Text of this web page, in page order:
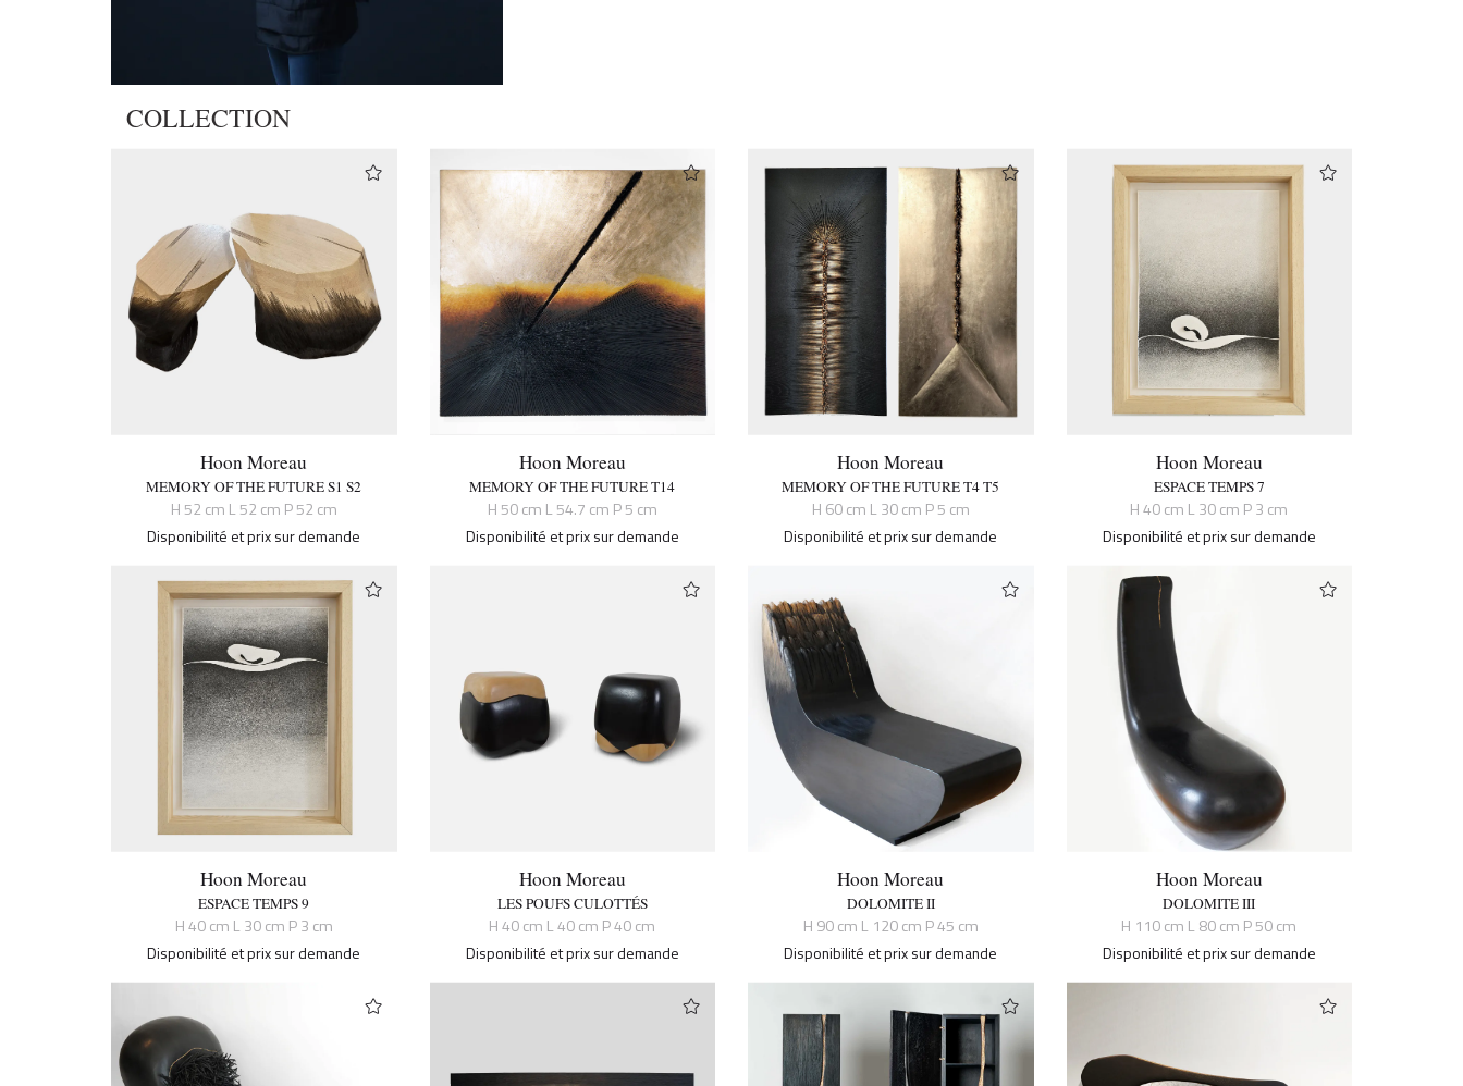
COLLECTION
Hoon Moreau
MEMORY OF THE FUTURE S1 S2
H 52 cm L 52 cm P 52 cm
Disponibilité et prix sur demande
Hoon Moreau
MEMORY OF THE FUTURE T14
H 50 cm L 54.7 cm P 5 cm
Disponibilité et prix sur demande
Hoon Moreau
MEMORY OF THE FUTURE T4 T5
H 60 cm L 30 cm P 5 cm
Disponibilité et prix sur demande
Hoon Moreau
ESPACE TEMPS 7
H 40 cm L 30 cm P 3 cm
Disponibilité et prix sur demande
Hoon Moreau
ESPACE TEMPS 9
H 40 cm L 30 cm P 3 cm
Disponibilité et prix sur demande
Hoon Moreau
LES POUFS CULOTTÉS
H 40 cm L 40 cm P 40 cm
Disponibilité et prix sur demande
Hoon Moreau
DOLOMITE II
H 90 cm L 120 cm P 45 cm
Disponibilité et prix sur demande
Hoon Moreau
DOLOMITE III
H 110 cm L 80 cm P 50 cm
Disponibilité et prix sur demande